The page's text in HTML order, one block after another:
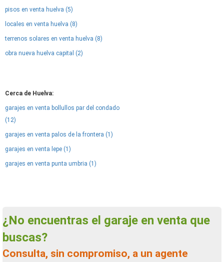
pisos en venta huelva (5)
locales en venta huelva (8)
terrenos solares en venta huelva (8)
obra nueva huelva capital (2)
Cerca de Huelva:
garajes en venta bollullos par del condado
(12)
garajes en venta palos de la frontera (1)
garajes en venta lepe (1)
garajes en venta punta umbria (1)
¿No encuentras el garaje en venta que
buscas?
Consulta, sin compromiso, a un agente